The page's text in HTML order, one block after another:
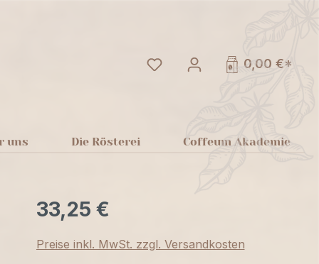
Du hast 0 Produkte auf
0,00 €*
uns Die Rösterei Coffeum Akademie
33,25 €
Preise inkl. MwSt. zzgl. Versandkosten